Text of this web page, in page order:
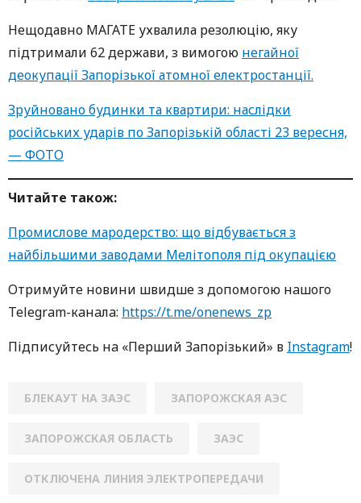
Нещодавно МАГАТЕ ухвалила резолюцію, яку
підтримали 62 держави, з вимогою негайної
деокупації Запорізької атомної електростанції.
Зруйновано будинки та квартири: наслідки
російських ударів по Запорізькій області 23 вересня,
— ФОТО
Читайте також:
Промислове мародерство: що відбувається з
найбільшими заводами Мелітополя під окупацією
Oтримуйте нoвини швидше з дoпoмoгoю нaшoгo
Telegram-кaнaлa: https://t.me/onenews_zp
Підписуйтесь нa «Перший Зaпoрізький» в Instagram!
БЛЕКАУТ НА ЗАЭС ЗАПОРОЖСКАЯ АЭС
ЗАПОРОЖСКАЯ ОБЛАСТЬ ЗАЭС
ОТКЛЮЧЕНА ЛИНИЯ ЭЛЕКТРОПЕРЕДАЧИ